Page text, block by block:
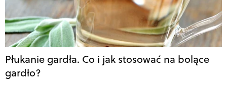
Płukanie gardła. Co i jak stosować na bolące
gardło?